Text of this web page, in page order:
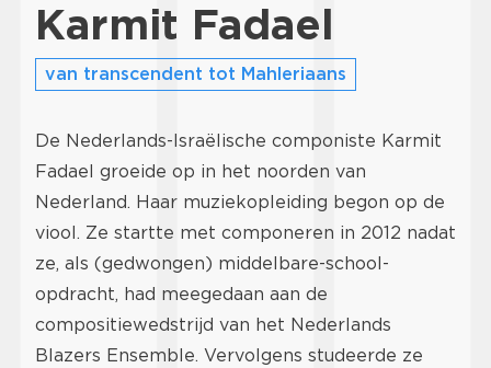
Karmit Fadael
van transcendent tot Mahleriaans
De Nederlands-Israëlische componiste Karmit
Fadael groeide op in het noorden van
Nederland. Haar muziekopleiding begon op de
viool. Ze startte met componeren in 2012 nadat
ze, als (gedwongen) middelbare-school-
opdracht, had meegedaan aan de
compositiewedstrijd van het Nederlands
Blazers Ensemble. Vervolgens studeerde ze